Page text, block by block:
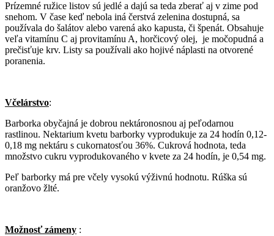
Prízemné ružice listov sú jedlé a dajú sa teda zberať aj v zime pod
snehom. V čase keď nebola iná čerstvá zelenina dostupná, sa
používala do šalátov alebo varená ako kapusta, či špenát. Obsahuje
veľa vitamínu C aj provitamínu A, horčicový olej, je močopudná a
prečisťuje krv. Listy sa používali ako hojivé náplasti na otvorené
poranenia.
Včelárstvo:
Barborka obyčajná je dobrou nektáronosnou aj peľodarnou
rastlinou. Nektarium kvetu barborky vyprodukuje za 24 hodín 0,12-
0,18 mg nektáru s cukornatosťou 36%. Cukrová hodnota, teda
množstvo cukru vyprodukovaného v kvete za 24 hodín, je 0,54 mg.
Peľ barborky má pre včely vysokú výživnú hodnotu. Rúška sú
oranžovo žlté.
Možnosť zámeny :